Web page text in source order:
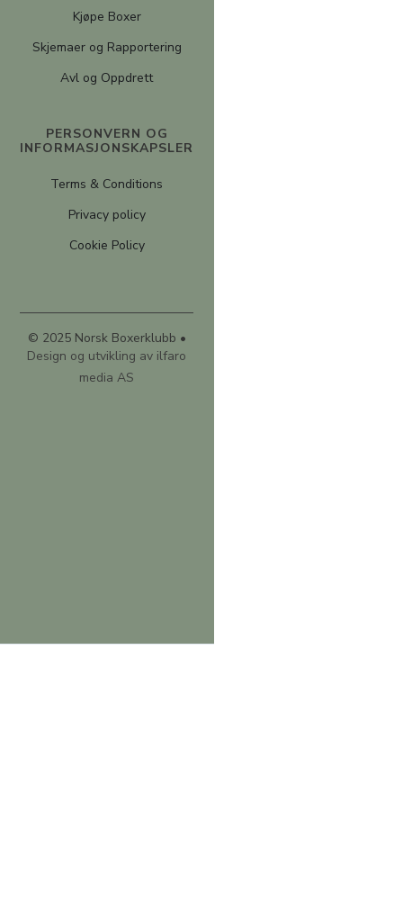
Kjøpe Boxer
Skjemaer og Rapportering
Avl og Oppdrett
PERSONVERN OG
INFORMASJONSKAPSLER
Terms & Conditions
Privacy policy
Cookie Policy
© 2025 Norsk Boxerklubb •
Design og utvikling av ilfaro
media AS